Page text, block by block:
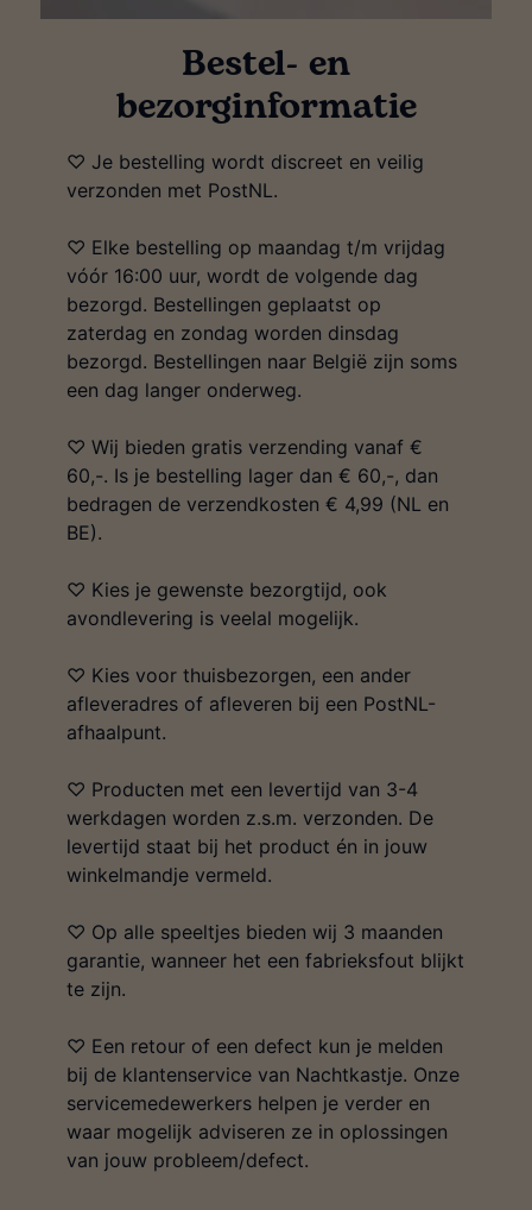
Bestel- en
bezorginformatie
♡ Je bestelling wordt discreet en veilig
verzonden met PostNL.
♡ Elke bestelling op maandag t/m vrijdag
vóór 16:00 uur, wordt de volgende dag
bezorgd. Bestellingen geplaatst op
zaterdag en zondag worden dinsdag
bezorgd. Bestellingen naar België zijn soms
een dag langer onderweg.
♡ Wij bieden gratis verzending vanaf €
60,-. Is je bestelling lager dan € 60,-, dan
bedragen de verzendkosten € 4,99 (NL en
BE).
♡ Kies je gewenste bezorgtijd, ook
avondlevering is veelal mogelijk.
♡ Kies voor thuisbezorgen, een ander
afleveradres of afleveren bij een PostNL-
afhaalpunt.
♡ Producten met een levertijd van 3-4
werkdagen worden z.s.m. verzonden. De
levertijd staat bij het product én in jouw
winkelmandje vermeld.
♡ Op alle speeltjes bieden wij 3 maanden
garantie, wanneer het een fabrieksfout blijkt
te zijn.
♡ Een retour of een defect kun je melden
bij de klantenservice van Nachtkastje. Onze
servicemedewerkers helpen je verder en
waar mogelijk adviseren ze in oplossingen
van jouw probleem/defect.